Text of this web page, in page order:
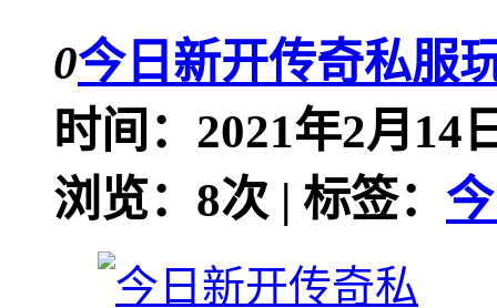
0今日新开传奇私服
时间：2021年2月14
浏览：8次 | 标签：